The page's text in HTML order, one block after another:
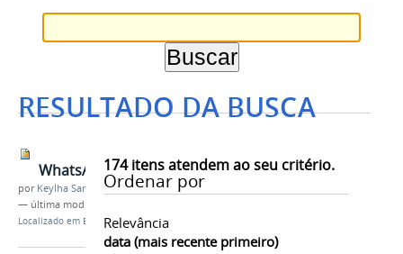
RESULTADO DA BUSCA
174itens atendem ao seu critério.
Ordenar por
Relevância
data (mais recente primeiro)
WhatsAppImage20210830at11.08.08.jpeg
por Keylha Santana Hüller
— última modificação
Localizado em Banners